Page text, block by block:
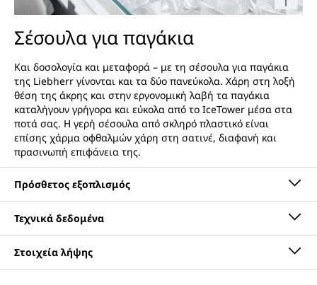
Σέσουλα για παγάκια
Και δοσολογία και μεταφορά – με τη σέσουλα για παγάκια
της Liebherr γίνονται και τα δύο πανεύκολα. Χάρη στη λοξή
θέση της άκρης και στην εργονομική λαβή τα παγάκια
καταλήγουν γρήγορα και εύκολα από το IceTower μέσα στα
ποτά σας. Η γερή σέσουλα από σκληρό πλαστικό είναι
επίσης χάρμα οφθαλμών χάρη στη σατινέ, διαφανή και
πρασινωπή επιφάνεια της.